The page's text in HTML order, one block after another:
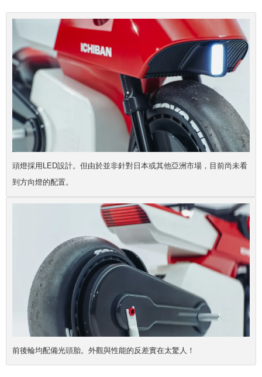
頭燈採用LED設計。但由於並非針對日本或其他亞洲市場，目前尚未看
到方向燈的配置。
前後輪均配備光頭胎。外觀與性能的反差實在太驚人！